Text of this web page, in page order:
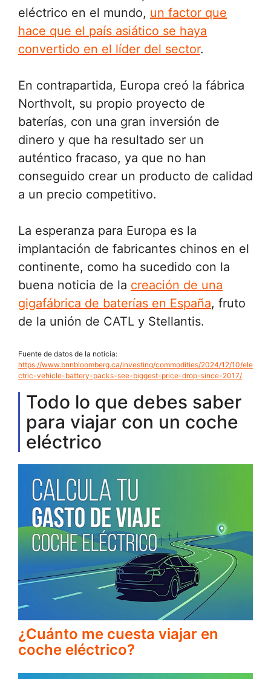
eléctrico en el mundo, un factor que
hace que el país asiático se haya
convertido en el líder del sector.
En contrapartida, Europa creó la fábrica
Northvolt, su propio proyecto de
baterías, con una gran inversión de
dinero y que ha resultado ser un
auténtico fracaso, ya que no han
conseguido crear un producto de calidad
a un precio competitivo.
La esperanza para Europa es la
implantación de fabricantes chinos en el
continente, como ha sucedido con la
buena noticia de la creación de una
gigafábrica de baterías en España, fruto
de la unión de CATL y Stellantis.
Fuente de datos de la noticia:
https://www.bnnbloomberg.ca/investing/commodities/2024/12/10/ele
ctric-vehicle-battery-packs-see-biggest-price-drop-since-2017/
Todo lo que debes saber
para viajar con un coche
eléctrico
¿Cuánto me cuesta viajar en
coche eléctrico?